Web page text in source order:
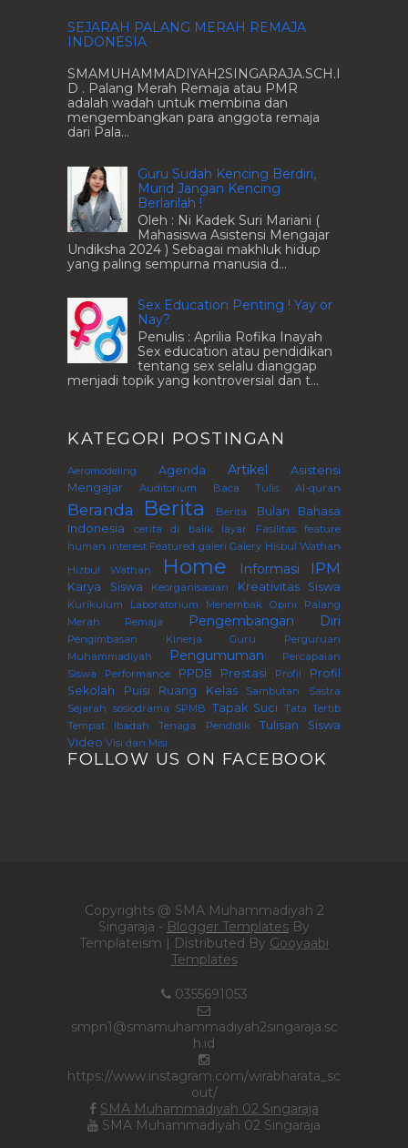
SEJARAH PALANG MERAH REMAJA
INDONESIA
SMAMUHAMMADIYAH2SINGARAJA.SCH.I
D . Palang Merah Remaja atau PMR
adalah wadah untuk membina dan
mengembangkan para anggota remaja
dari Pala...
Guru Sudah Kencing Berdiri,
Murid Jangan Kencing
Berlarilah !
Oleh : Ni Kadek Suri Mariani (
Mahasiswa Asistensi Mengajar
Undiksha 2024 ) Sebagai makhluk hidup
yang paling sempurna manusia d...
Sex Education Penting ! Yay or
Nay?
Penulis : Aprilia Rofika Inayah
Sex education atau pendidikan
tentang sex selalu dianggap
menjadi topik yang kontroversial dan t...
KATEGORI POSTINGAN
Aeromodeling Agenda Artikel
Asistensi
Mengajar
Auditorium Baca Tulis Al-quran
Beranda Berita Berita.
Bulan Bahasa
Indonesia
cerita di balik layar Fasilitas
feature
human interest Featured galeri Galery Hisbul Wathan
Hizbul Wathan
Home Informasi IPM
Karya Siswa Keorganisasian Kreativitas Siswa
Kurikulum Laboratorium Menembak Opini
Palang
Merah Remaja
Pengembangan Diri
Pengimbasan Kinerja Guru Perguruan
Muhammadiyah
Pengumuman
Percapaian
Siswa
Performance PPDB Prestasi Profil
Profil
Sekolah
Puisi Ruang Kelas Sambutan
Sastra
Sejarah sosiodrama SPMB Tapak Suci Tata Tertib
Tempat Ibadah
Tenaga Pendidik
Tulisan Siswa
Video Visi dan Misi
FOLLOW US ON FACEBOOK
Copyrights @ SMA Muhammadiyah 2
Singaraja - Blogger Templates By
Templateism | Distributed By Gooyaabi
Templates
0355691053
smpn1@smamuhammadiyah2singaraja.sc
h.id
https://www.instagram.com/wirabharata_sc
out/
SMA Muhammadiyah 02 Singaraja
SMA Muhammadiyah 02 Singaraja